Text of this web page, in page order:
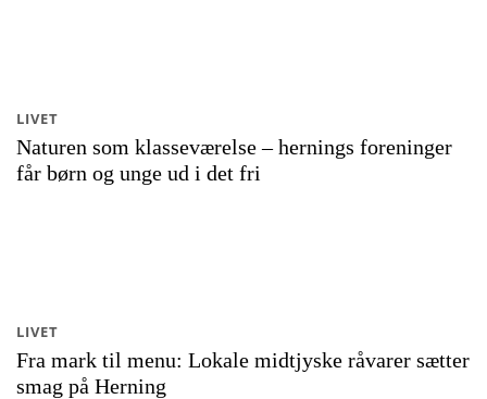
Naturen som klasseværelse – hernings foreninger
får børn og unge ud i det fri
LIVET
Fra mark til menu: Lokale midtjyske råvarer sætter
smag på Herning
LIVET